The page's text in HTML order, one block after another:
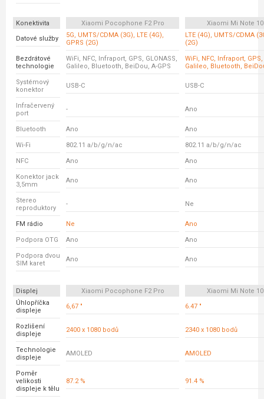
Konektivita Xiaomi Pocophone F2 Pro
Xiaomi Mi Note
Datové služby
5G, UMTS/CDMA (3G), LTE (4G),
GPRS (2G)
LTE (4G), UMTS/CDMA
(2G)
Bezdrátové
technologie
WiFi, NFC, Infraport, GPS, GLONASS,
Galileo, Bluetooth, BeiDou, A-GPS
WiFi, NFC, Infraport, GPS,
Galileo, Bluetooth,
Systémový
konektor
USB-C USB-C
Infračervený
port
- Ano
Bluetooth Ano Ano
Wi-Fi 802.11 a/b/g/n/ac 802.11 a/b/g/n/ac
NFC Ano Ano
Konektor jack
3,5mm
Ano Ano
Stereo
reproduktory
- Ne
FM rádio Ne Ano
Podpora OTG Ano Ano
Podpora dvou
SIM karet
Ano Ano
Displej Xiaomi Pocophone F2 Pro
Xiaomi Mi Note
Úhlopříčka
displeje
6,67 " 6.47 "
Rozlišení
displeje
2400 x 1080 bodů 2340 x 1080 bodů
Technologie
displeje
AMOLED AMOLED
Poměr
velikosti
displeje k tělu
87.2 % 91.4 %